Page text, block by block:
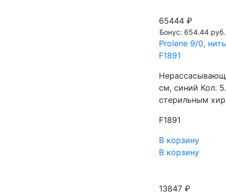
65444 ₽
Бонус: 654.44 руб.
Prolene 9/0,
F1891
см, синий Кол.
стерильным
F1891
В корзину
В корзину
13847 ₽